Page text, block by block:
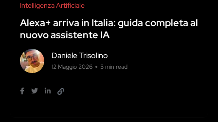
Intelligenza Artificiale
Alexa+ arriva in Italia: guida completa al
nuovo assistente IA
Daniele Trisolino
12 Maggio 2026 5 min read